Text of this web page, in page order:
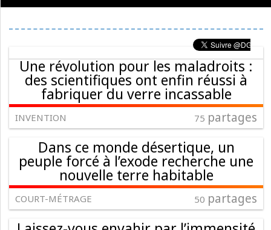
Une révolution pour les maladroits :
des scientifiques ont enfin réussi à
fabriquer du verre incassable
INVENTION 75 partages
Dans ce monde désertique, un
peuple forcé à l’exode recherche une
nouvelle terre habitable
COURT-MÉTRAGE 50 partages